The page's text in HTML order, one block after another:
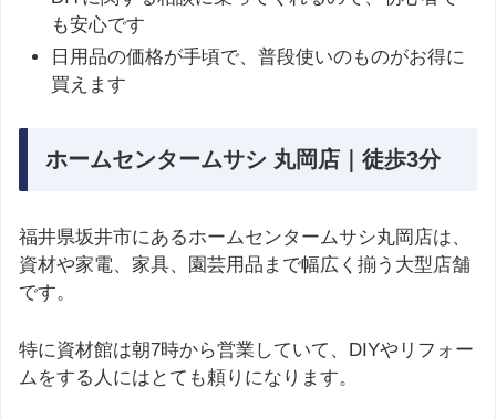
も安心です
日用品の価格が手頃で、普段使いのものがお得に
買えます
ホームセンタームサシ 丸岡店｜徒歩3分
福井県坂井市にあるホームセンタームサシ丸岡店は、
資材や家電、家具、園芸用品まで幅広く揃う大型店舗
です。
特に資材館は朝7時から営業していて、DIYやリフォー
ムをする人にはとても頼りになります。